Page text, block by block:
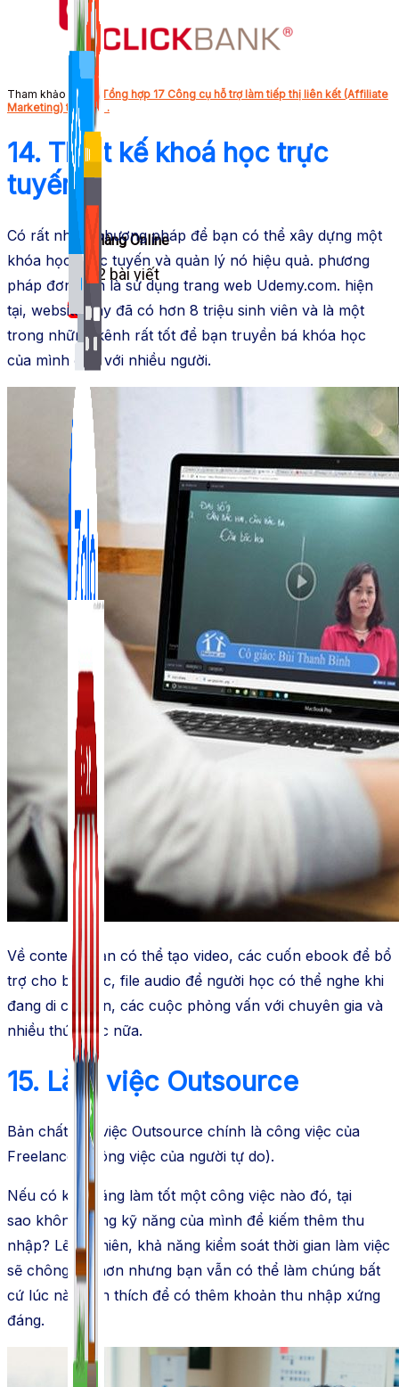
Bán Hàng Online
2,632 bài viết
New
Zalo Marketing
104 bài viết
New
Kiến Thức Website
309 bài viết
Tham khảo thêm: Tổng hợp 17 Công cụ hỗ trợ làm tiếp thị liên kết (Affiliate
Marketing) tốt nhất .
14. Thiết kế khoá học trực
tuyến
Có rất nhiềuphương pháp để bạn có thể xây dựng một
khóa họcTrực tuyến và quản lý nó hiệu quả. phương
pháp đơn giản làsử dụng trang web Udemy.com. hiện
tại, websitenày đã có hơn 8 triệu sinh viên và là một
trong những kênh rất tốt để bạn truyền bá khóa học
của mình đến với nhiều người.
Về content , bạn có thể tạo video, các cuốn ebook để bổ
trợ cho bài học, file audio để người học có thể nghe khi
đang di chuyển, các cuộc phỏng vấn với chuyên gia và
nhiều thứ khác nữa.
15. Làm việc Outsource
Bản chất làm việc Outsource chính là công việc của
Freelancer (công việc của người tự do).
Nếu có khả năng làm tốt một công việc nào đó, tại
sao không dùng kỹ năng của mình để kiếm thêm thu
nhập? Lẽ dĩ nhiên, khả năng kiểm soát thời gian làm việc
sẽ chông gai
hơn nhưng bạn vẫn có thể làm chúng bất
cứ lúc nào bạn thích để có thêm khoản thu nhập xứng
đáng.